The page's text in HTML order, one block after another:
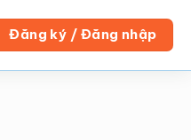
Đăng ký / Đăng nhập